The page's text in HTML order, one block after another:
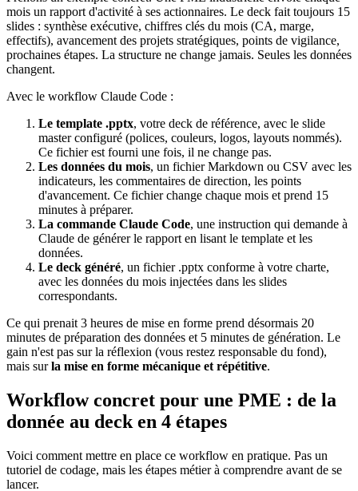
mois un rapport d'activité à ses actionnaires. Le deck fait toujours 15
slides : synthèse exécutive, chiffres clés du mois (CA, marge,
effectifs), avancement des projets stratégiques, points de vigilance,
prochaines étapes. La structure ne change jamais. Seules les données
changent.
Avec le workflow Claude Code :
Le template .pptx, votre deck de référence, avec le slide
master configuré (polices, couleurs, logos, layouts nommés).
Ce fichier est fourni une fois, il ne change pas.
Les données du mois, un fichier Markdown ou CSV avec les
indicateurs, les commentaires de direction, les points
d'avancement. Ce fichier change chaque mois et prend 15
minutes à préparer.
La commande Claude Code, une instruction qui demande à
Claude de générer le rapport en lisant le template et les
données.
Le deck généré, un fichier .pptx conforme à votre charte,
avec les données du mois injectées dans les slides
correspondants.
Ce qui prenait 3 heures de mise en forme prend désormais 20
minutes de préparation des données et 5 minutes de génération. Le
gain n'est pas sur la réflexion (vous restez responsable du fond),
mais surla mise en forme mécanique et répétitive.
Workflow concret pour une PME : de la
donnée au deck en 4 étapes
Voici comment mettre en place ce workflow en pratique. Pas un
tutoriel de codage, mais les étapes métier à comprendre avant de se
lancer.